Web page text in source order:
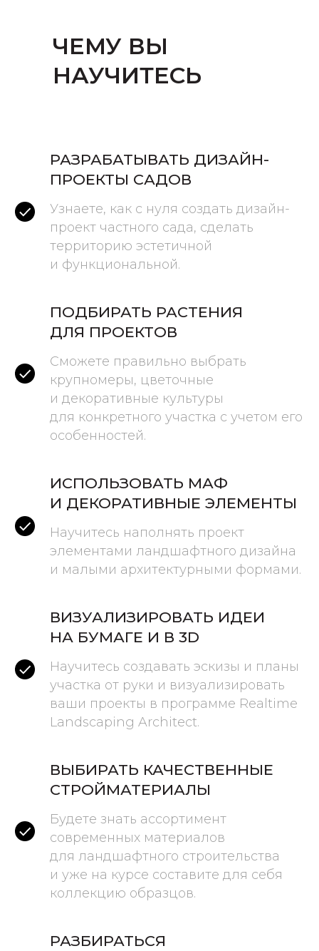
ЧЕМУ ВЫ
НАУЧИТЕСЬ
РАЗРАБАТЫВАТЬ ДИЗАЙН-
ПРОЕКТЫ САДОВ
Узнаете, как с нуля создать дизайн-
проект частного сада, сделать
территорию эстетичной
и функциональной.
ПОДБИРАТЬ РАСТЕНИЯ
ДЛЯ ПРОЕКТОВ
Сможете правильно выбрать
крупномеры, цветочные
и декоративные культуры
для конкретного участка с учетом его
особенностей.
ИСПОЛЬЗОВАТЬ МАФ
И ДЕКОРАТИВНЫЕ ЭЛЕМЕНТЫ
Научитесь наполнять проект
элементами ландшафтного дизайна
и малыми архитектурными формами.
ВИЗУАЛИЗИРОВАТЬ ИДЕИ
НА БУМАГЕ И В 3D
Научитесь создавать эскизы и планы
участка от руки и визуализировать
ваши проекты в программе Realtime
Landscaping Architect.
ВЫБИРАТЬ КАЧЕСТВЕННЫЕ
СТРОЙМАТЕРИАЛЫ
Будете знать ассортимент
современных материалов
для ландшафтного строительства
и уже на курсе составите для себя
коллекцию образцов.
РАЗБИРАТЬСЯ